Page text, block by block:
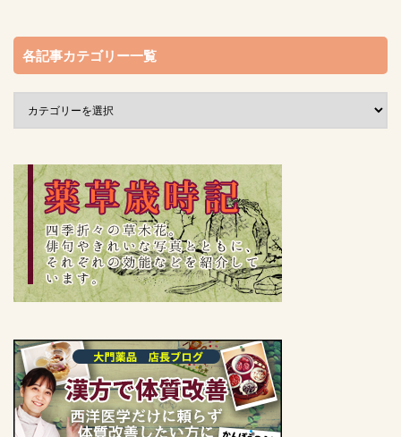
各記事カテゴリー一覧